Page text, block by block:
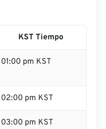
KST Tiempo
01:00 pm KST
02:00 pm KST
03:00 pm KST